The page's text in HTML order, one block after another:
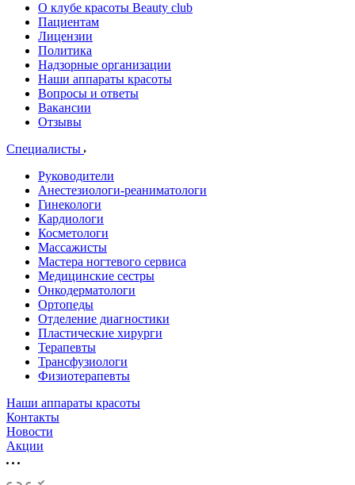
О клубе красоты Beauty club
Пациентам
Лицензии
Политика
Надзорные организации
Наши аппараты красоты
Вопросы и ответы
Вакансии
Отзывы
Специалисты
Руководители
Анестезиологи-реаниматологи
Гинекологи
Кардиологи
Косметологи
Массажисты
Мастера ногтевого сервиса
Медицинские сестры
Онкодерматологи
Ортопеды
Отделение диагностики
Пластические хирурги
Терапевты
Трансфузиологи
Физиотерапевты
Наши аппараты красоты
Контакты
Новости
Акции